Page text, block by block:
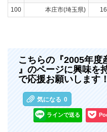
100
本庄市(埼玉県)
こちらの『2005年
』のページに興味を
で応援お願いします！
気になる 0
ラインで送る